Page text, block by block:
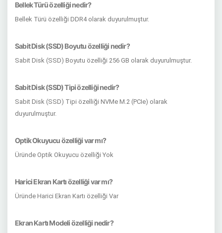
Bellek Türü özelliği nedir?
Bellek Türü özelliği DDR4 olarak duyurulmuştur.
Sabit Disk (SSD) Boyutu özelliği nedir?
Sabit Disk (SSD) Boyutu özelliği 256 GB olarak duyurulmuştur.
Sabit Disk (SSD) Tipi özelliği nedir?
Sabit Disk (SSD) Tipi özelliği NVMe M.2 (PCIe) olarak
duyurulmuştur.
Optik Okuyucu özelliği var mı?
Üründe Optik Okuyucu özelliği Yok
Harici Ekran Kartı özelliği var mı?
Üründe Harici Ekran Kartı özelliği Var
Ekran Kartı Modeli özelliği nedir?